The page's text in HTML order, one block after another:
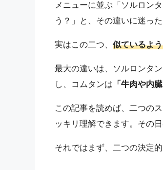
メニューに並ぶ「ソルロン
う？」と、その違いに迷っ
実はこの二つ、 似ているよ
最大の違いは、ソルロンタ
し、コムタンは 「牛肉や内臓
この記事を読めば、二つの
ッキリ理解できます。その
それではまず、二つの決定